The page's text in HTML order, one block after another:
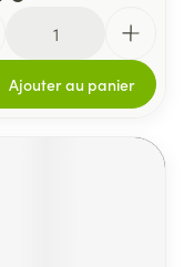
Ajouter au panier